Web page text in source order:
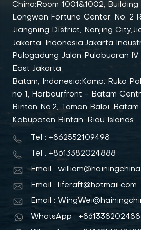
China:Room 1001&1002,
Longwan Fortune Center, No. 2
Jiangning District, Nanjing
Jakarta, Indonesia:Jakarta
Pulogadung Jalan Pulobuaran IV
East Jakarta
Batam, Indonesia:Komp. Ruko
no 1, Harbourfront - Batam
Bintan No.2, Taman Baloi, Batam
Kabupaten Bintan, Riau Islands
Tel : +862552109498
Tel : +8613382024888
Email :
Email : liferaft@hotmail.com
Email :
WhatsApp :